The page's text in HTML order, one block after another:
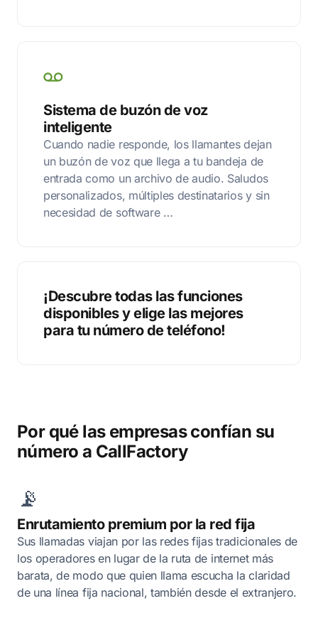
Sistema de buzón de voz
inteligente
Cuando nadie responde, los llamantes dejan
un buzón de voz que llega a tu bandeja de
entrada como un archivo de audio. Saludos
personalizados, múltiples destinatarios y sin
necesidad de software …
¡Descubre todas las funciones
disponibles y elige las mejores
para tu número de teléfono!
Por qué las empresas confían su
número a CallFactory
📡
Enrutamiento premium por la red fija
Sus llamadas viajan por las redes fijas tradicionales de
los operadores en lugar de la ruta de internet más
barata, de modo que quien llama escucha la claridad
de una línea fija nacional, también desde el extranjero.